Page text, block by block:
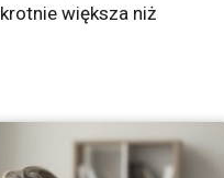
większa niż